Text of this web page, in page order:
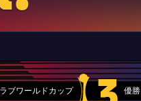
ブワールドカップ 優